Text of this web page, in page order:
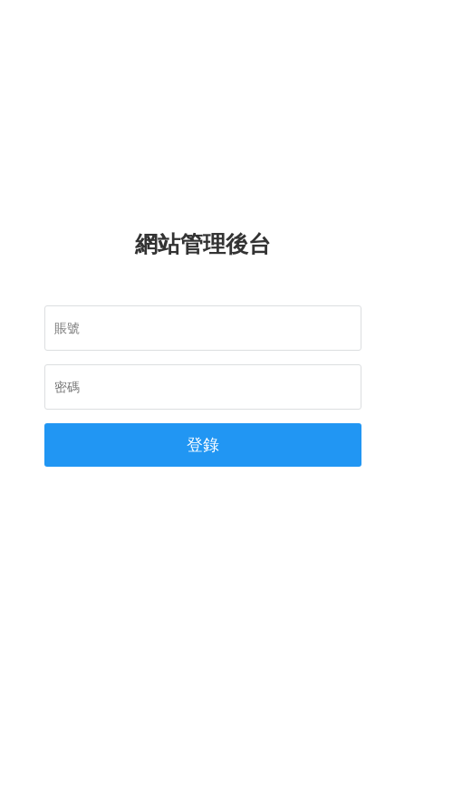
網站管理後台